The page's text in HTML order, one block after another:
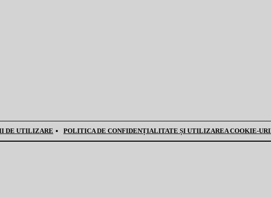
DE UTILIZARE POLITICA DE CONFIDENȚIALITATE ȘI UTILIZAREA COOKIE-